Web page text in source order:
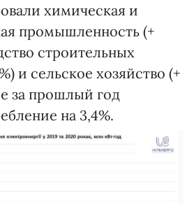
химическая и
промышленность (+
строительных
и сельское хозяйство (+
за прошлый год
на 3,4%.